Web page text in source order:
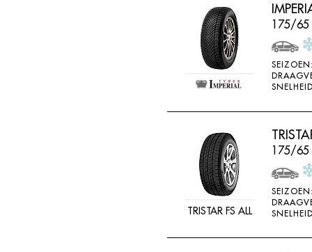
175/65
TRISTAR FS ALL
175/65